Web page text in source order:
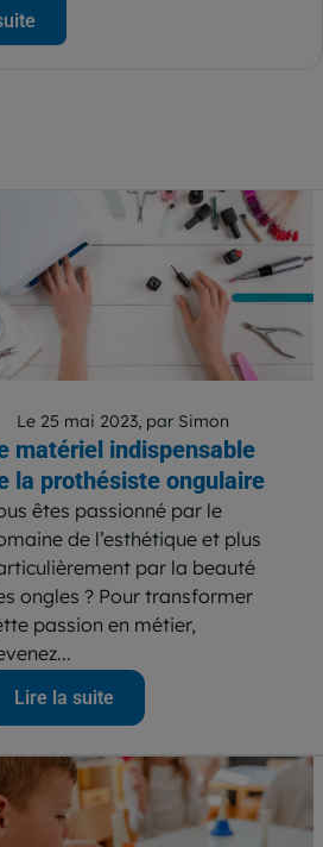
Le 25 mai 2023, par Simon
matériel indispensable
la prothésiste ongulaire
êtes passionné par le
de l’esthétique et plus
par la beauté
ongles ? Pour transformer
passion en métier,
Lire la suite